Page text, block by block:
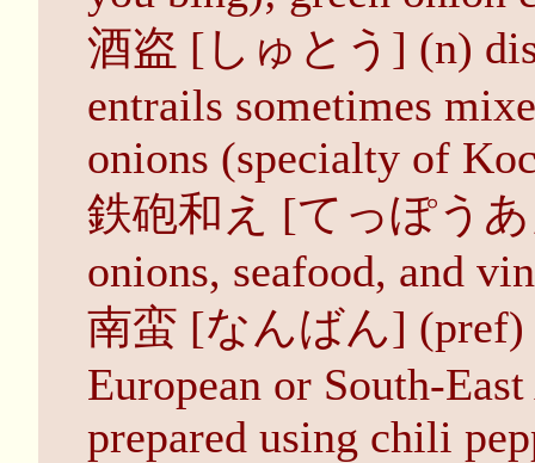
酒盗 [しゅとう] (n)
entrails sometimes
onions (specialty of
鉄砲和え [てっぽうあ
onions, seafood, and
南蛮 [なんばん] (pref)
European or South-
prepared using chili